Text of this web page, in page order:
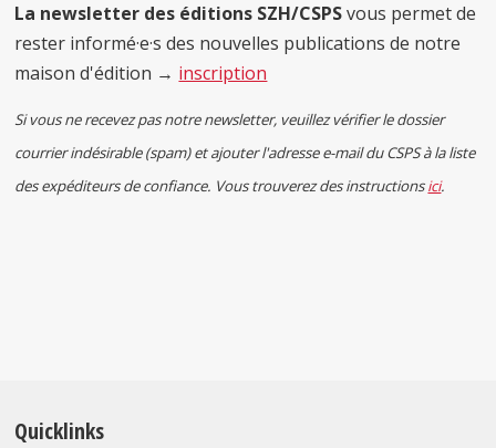
La newsletter des éditions SZH/CSPSvous permet de
rester informé·e·s des nouvelles publications de notre
maison d'édition → inscription
Si vous ne recevez pas notre newsletter, veuillez vérifier le dossier
courrier indésirable (spam) et ajouter l'adresse e-mail du CSPS à la liste
des expéditeurs de confiance. Vous trouverez des instructionsici.
Quicklinks